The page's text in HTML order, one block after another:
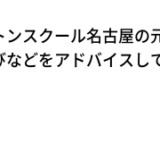
スクール名古屋
どをアドバイスし